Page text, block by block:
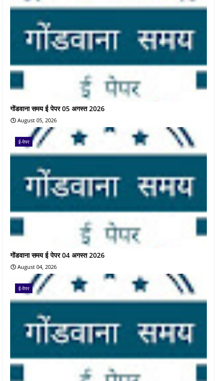
गोंडवाना समय ई पेपर 05 अगस्त 2026
August 05, 2026
ई-पेपर
गोंडवाना समय ई पेपर 04 अगस्त 2026
August 04, 2026
ई-पेपर